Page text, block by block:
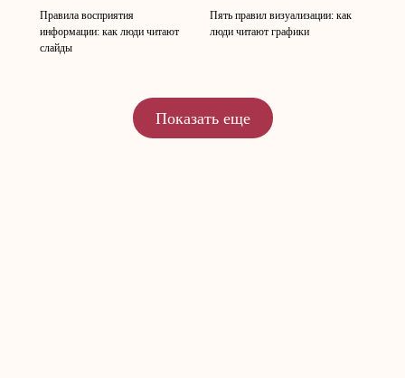
Правила восприятия
информации: как люди читают
слайды
Пять правил визуализации: как
люди читают графики
Показать еще